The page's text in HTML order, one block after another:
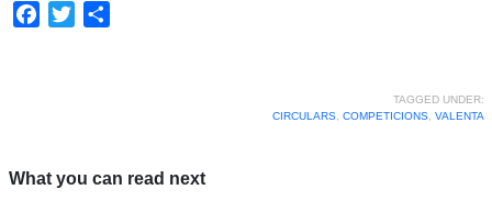
Facebook
Twitter
TAGGED UNDER:
CIRCULARS, COMPETICIONS, VALENTA
What you can read next